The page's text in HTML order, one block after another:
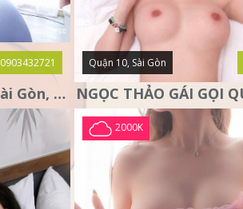
0903432721
LUNA gái gọi Quận 10 Sài Gòn, nàng thơ tình cảm
Quận 10, Sài Gòn
2000K